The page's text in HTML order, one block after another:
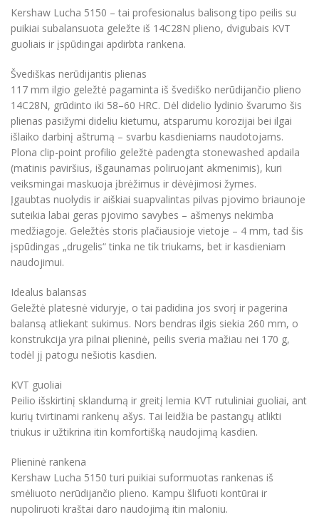
Kershaw Lucha 5150 – tai profesionalus balisong tipo peilis su
puikiai subalansuota geležte iš 14C28N plieno, dvigubais KVT
guoliais ir įspūdingai apdirbta rankena.
Švediškas nerūdijantis plienas
117 mm ilgio geležtė pagaminta iš švediško nerūdijančio plieno
14C28N, grūdinto iki 58–60 HRC. Dėl didelio lydinio švarumo šis
plienas pasižymi dideliu kietumu, atsparumu korozijai bei ilgai
išlaiko darbinį aštrumą – svarbu kasdieniams naudotojams.
Plona clip-point profilio geležtė padengta stonewashed apdaila
(matinis paviršius, išgaunamas poliruojant akmenimis), kuri
veiksmingai maskuoja įbrėžimus ir dėvėjimosi žymes.
Įgaubtas nuolydis ir aiškiai suapvalintas pilvas pjovimo briaunoje
suteikia labai geras pjovimo savybes – ašmenys nekimba
medžiagoje. Geležtės storis plačiausioje vietoje – 4 mm, tad šis
įspūdingas „drugelis“ tinka ne tik triukams, bet ir kasdieniam
naudojimui.
Idealus balansas
Geležtė platesnė viduryje, o tai padidina jos svorį ir pagerina
balansą atliekant sukimus. Nors bendras ilgis siekia 260 mm, o
konstrukcija yra pilnai plieninė, peilis sveria mažiau nei 170 g,
todėl jį patogu nešiotis kasdien.
KVT guoliai
Peilio išskirtinį sklandumą ir greitį lemia KVT rutuliniai guoliai, ant
kurių tvirtinami rankenų ašys. Tai leidžia be pastangų atlikti
triukus ir užtikrina itin komfortišką naudojimą kasdien.
Plieninė rankena
Kershaw Lucha 5150 turi puikiai suformuotas rankenas iš
smėliuoto nerūdijančio plieno. Kampu šlifuoti kontūrai ir
nupoliruoti kraštai daro naudojimą itin maloniu.